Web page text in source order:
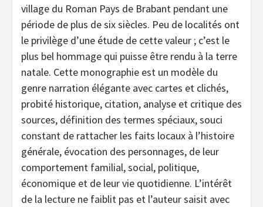
village du Roman Pays de Brabant pendant une
période de plus de six siècles. Peu de localités ont
le privilège d’une étude de cette valeur ; c’est le
plus bel hommage qui puisse être rendu à la terre
natale. Cette monographie est un modèle du
genre narration élégante avec cartes et clichés,
probité historique, citation, analyse et critique des
sources, définition des termes spéciaux, souci
constant de rattacher les faits locaux à l’histoire
générale, évocation des personnages, de leur
comportement familial, social, politique,
économique et de leur vie quotidienne. L’intérêt
de la lecture ne faiblit pas et l’auteur saisit avec